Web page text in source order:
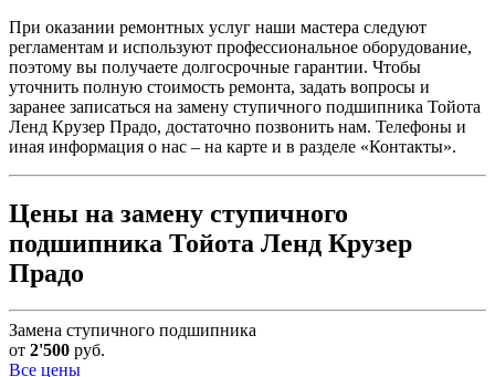
При оказании ремонтных услуг наши мастера следуют
регламентам и используют профессиональное оборудование,
поэтому вы получаете долгосрочные гарантии. Чтобы
уточнить полную стоимость ремонта, задать вопросы и
заранее записаться на замену ступичного подшипника Тойота
Ленд Крузер Прадо, достаточно позвонить нам. Телефоны и
иная информация о нас – на карте и в разделе «Контакты».
Цены на замену ступичного
подшипника Тойота Ленд Крузер
Прадо
Замена ступичного подшипника
от 2'500 руб.
Все цены